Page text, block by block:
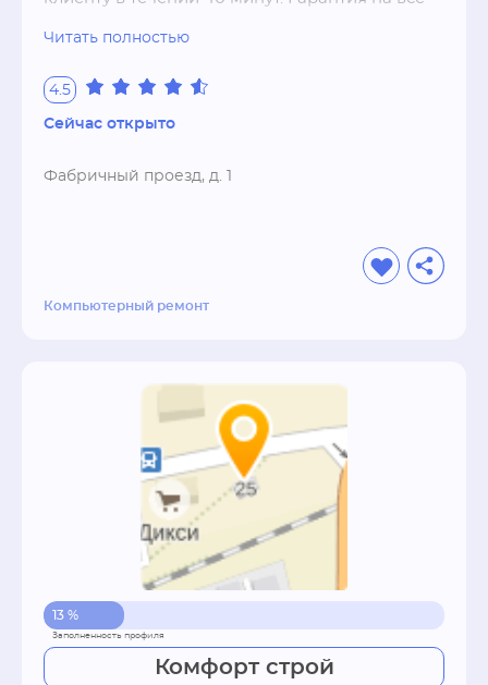
Читать полностью
4.5
Сейчас открыто
Фабричный проезд, д. 1
Компьютерный ремонт
13 %
Комфорт строй